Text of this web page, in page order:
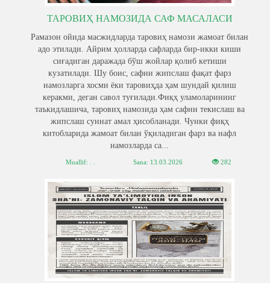
ТАРОВИҲ НАМОЗИДА САФ МАСАЛАСИ
Рамазон ойида масжидларда таровиҳ намози жамоат билан
адо этилади. Айрим ҳолларда сафларда бир-икки киши
сиғадиган даражада бўш жойлар қолиб кетиши
кузатилади. Шу боис, сафни жипслаш фақат фарз
намозларга хосми ёки таровиҳда ҳам шундай қилиш
керакми, деган савол туғилади.Фиқҳ уламоларининг
таъкидлашича, таровиҳ намозида ҳам сафни текислаш ва
жипслаш суннат амал ҳисобланади. Чунки фиқҳ
китобларида жамоат билан ўқиладиган фарз ва нафл
намозларда са...
Muallif: . . Sana: 13.03.2026 282